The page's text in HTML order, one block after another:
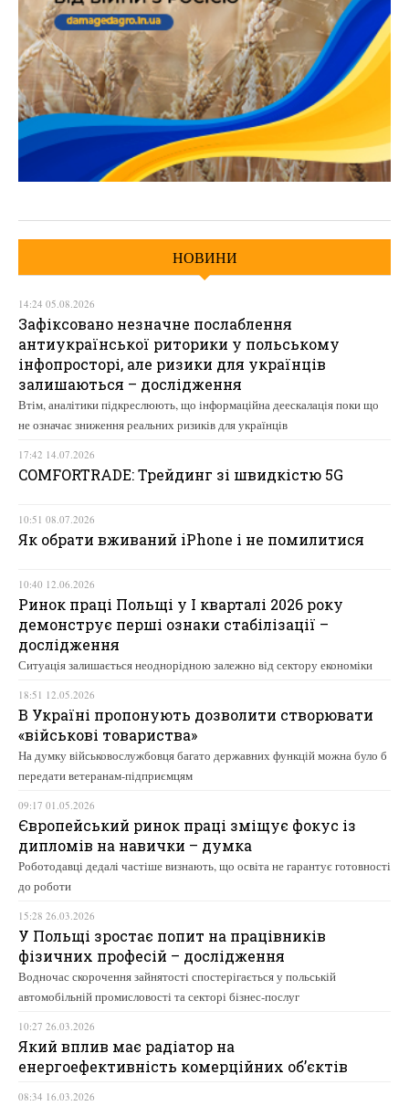
НОВИНИ
14:24 05.08.2026
Зафіксовано незначне послаблення
антиукраїнської риторики у польському
інфопросторі, але ризики для українців
залишаються – дослідження
Втім, аналітики підкреслюють, що інформаційна деескалація поки що
не означає зниження реальних ризиків для українців
17:42 14.07.2026
COMFORTRADE: Трейдинг зі швидкістю 5G
10:51 08.07.2026
Як обрати вживаний iPhone і не помилитися
10:40 12.06.2026
Ринок праці Польщі у І кварталі 2026 року
демонструє перші ознаки стабілізації –
дослідження
Ситуація залишається неоднорідною залежно від сектору економіки
18:51 12.05.2026
В Україні пропонують дозволити створювати
«військові товариства»
На думку військовослужбовця багато державних функцій можна було б
передати ветеранам-підприємцям
09:17 01.05.2026
Європейський ринок праці зміщує фокус із
дипломів на навички – думка
Роботодавці дедалі частіше визнають, що освіта не гарантує готовності
до роботи
15:28 26.03.2026
У Польщі зростає попит на працівників
фізичних професій – дослідження
Водночас скорочення зайнятості спостерігається у польській
автомобільній промисловості та секторі бізнес-послуг
10:27 26.03.2026
Який вплив має радіатор на
енергоефективність комерційних об’єктів
08:34 16.03.2026